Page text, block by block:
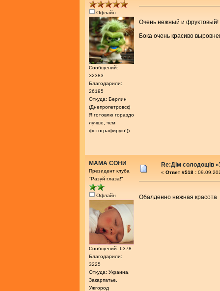
Офлайн
Сообщений:
32383
Благодарили:
26195
Откуда: Берлин
(Днепропетровск)
Я готовлю гораздо
лучше, чем
фотографирую!))
Очень нежный и
Бока очень красиво
МАМА СОНИ
Президент клуба
"Разуй глаза!"
Офлайн
Сообщений: 6378
Благодарили:
3225
Откуда: Украина,
Закарпатье,
Ужгород
Re:Дім солодощів
« Ответ #518 :
Обалденно нежная красота